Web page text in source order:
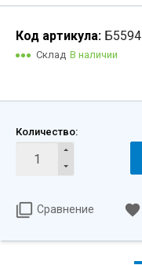
Код артикула: Б5594
Склад В наличии
Количество:
Сравнение